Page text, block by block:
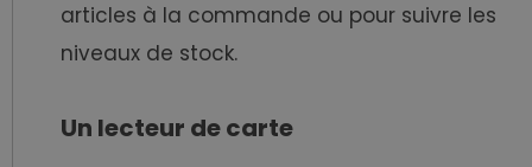
articles à la commande ou pour suivre les
niveaux de stock.
Un lecteur de carte